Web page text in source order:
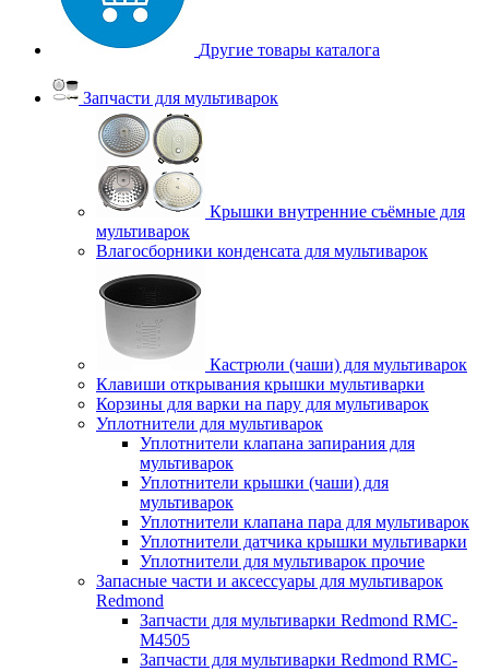
Другие товары каталога
Запчасти для мультиварок
Крышки внутренние съёмные для
мультиварок
Влагосборники конденсата для мультиварок
Кастрюли (чаши) для мультиварок
Клавиши открывания крышки мультиварки
Корзины для варки на пару для мультиварок
Уплотнители для мультиварок
Уплотнители клапана запирания для
мультиварок
Уплотнители крышки (чаши) для
мультиварок
Уплотнители клапана пара для мультиварок
Уплотнители датчика крышки мультиварки
Уплотнители для мультиварок прочие
Запасные части и аксессуары для мультиварок
Redmond
Запчасти для мультиварки Redmond RMC-
M4505
Запчасти для мультиварки Redmond RMC-